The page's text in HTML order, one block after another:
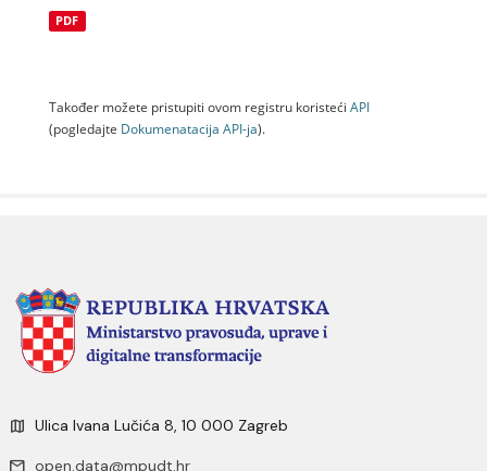
PDF
Također možete pristupiti ovom registru koristeći API
(pogledajte Dokumenаtаcijа API-jа).